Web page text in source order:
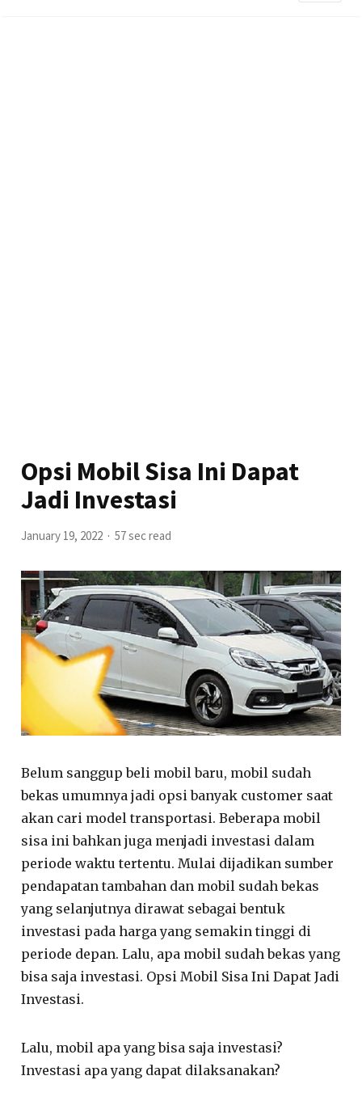
Opsi Mobil Sisa Ini Dapat
Jadi Investasi
January 19, 2022 57 sec read
Belum sanggup beli mobil baru, mobil sudah
bekas umumnya jadi opsi banyak customer saat
akan cari model transportasi. Beberapa mobil
sisa ini bahkan juga menjadi investasi dalam
periode waktu tertentu. Mulai dijadikan sumber
pendapatan tambahan dan mobil sudah bekas
yang selanjutnya dirawat sebagai bentuk
investasi pada harga yang semakin tinggi di
periode depan. Lalu, apa mobil sudah bekas yang
bisa saja investasi. Opsi Mobil Sisa Ini Dapat Jadi
Investasi.
Lalu, mobil apa yang bisa saja investasi?
Investasi apa yang dapat dilaksanakan?